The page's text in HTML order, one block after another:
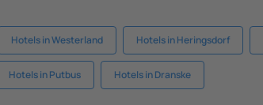
Hotels in Westerland Hotels in Heringsdorf
Hotels in Putbus Hotels in Dranske